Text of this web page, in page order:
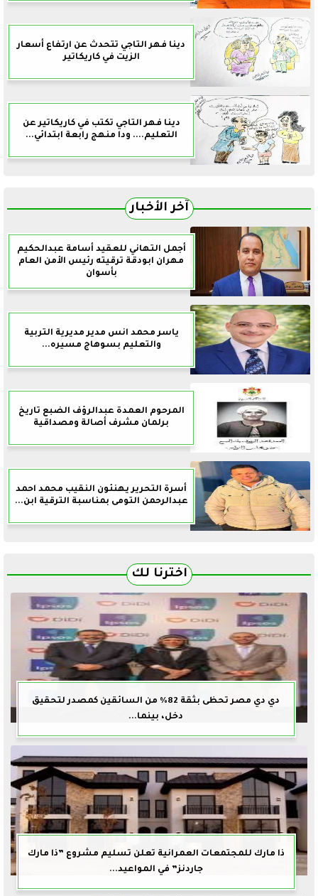
دينا فهر التاجي تتحدث عن ارتفاع أسعار
الزيت في كاريكاتير
دينا فهر التاجي تكتب في كاريكاتير عن
التعليم.... ودا منهج رابعة ابتدائي...
آخر الأخبار
أجمل التهاني للعقيد أسامة عبدالحكيم
مهران ابودقة ترقيته رئيس الأمن العام
بأسوان
ياسر محمد انس مدير مديرية التربية
والتعليم بسوهاج مسيره...
المرحوم العمدة عبدالرؤف الضبع تاريخ
برلمان مشرف أصالة ومصداقية
أسرة التحرير يهنئون النقيب محمد احمد
عبدالرحمن التومى بمناسبة الترقية ابن...
اخترنا لك
دي دي مصر تحظى بثقة 82% من السائقين كمصدر لتحقيق
دخل، بينما...
ذا مارك للمجتمعات العمرانية تعلن تسليم مشروع ”ذا مارك
جاردنز” في المواعيد...